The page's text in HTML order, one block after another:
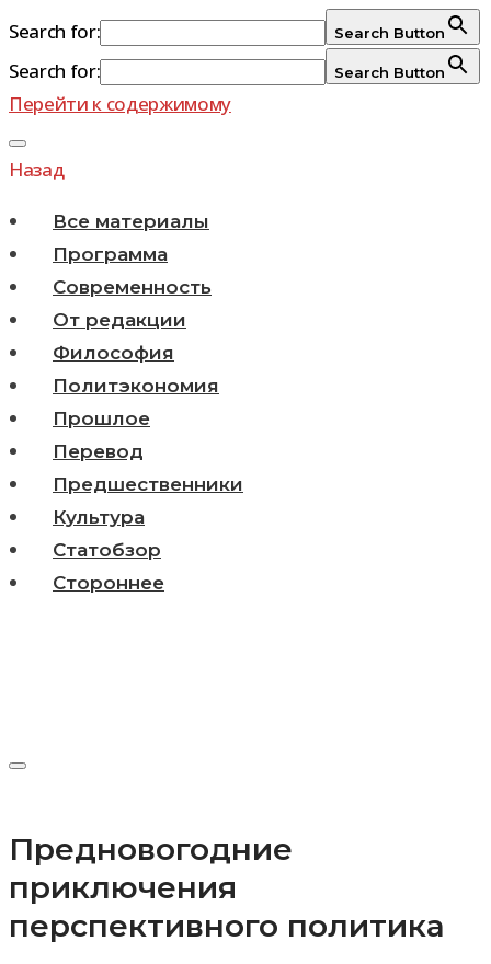
Search for: Search Button
Search for: Search Button
Перейти к содержимому
Назад
Все материалы
Программа
Современность
От редакции
Философия
Политэкономия
Прошлое
Перевод
Предшественники
Культура
Статобзор
Стороннее
Предновогодние
приключения
перспективного политика